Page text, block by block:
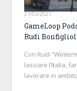
27/03/2021
GameLoop
Rudi
Con Rudi
lasciare l’Italia,
lavorare in